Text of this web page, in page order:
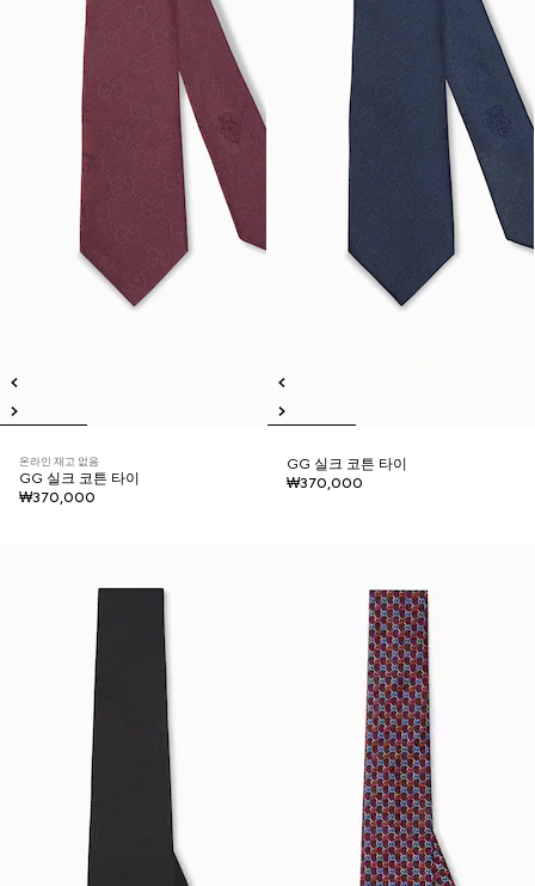
온라인 재고 없음
GG 실크 코튼 타이
₩370,000
GG 실크 코튼 타이
₩370,000